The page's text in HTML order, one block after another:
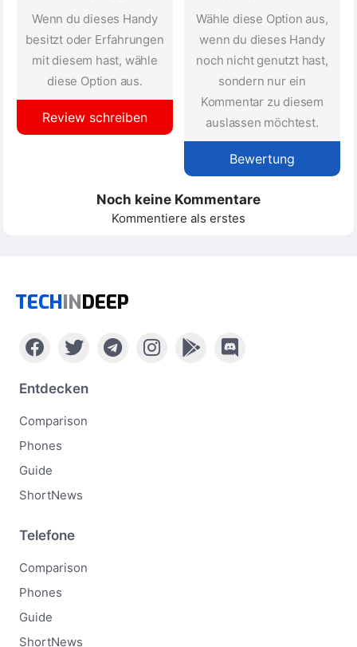
Wenn du dieses Handy
besitzt oder Erfahrungen
mit diesem hast, wähle
diese Option aus.
Review schreiben
Wähle diese Option aus,
wenn du dieses Handy
noch nicht genutzt hast,
sondern nur ein
Kommentar zu diesem
auslassen möchtest.
Bewertung
Noch keine Kommentare
Kommentiere als erstes
TECHINDEEP
Entdecken
Comparison
Phones
Guide
ShortNews
Telefone
Comparison
Phones
Guide
ShortNews